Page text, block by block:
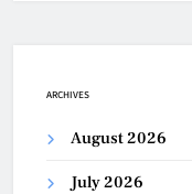
ARCHIVES
August 2026
July 2026